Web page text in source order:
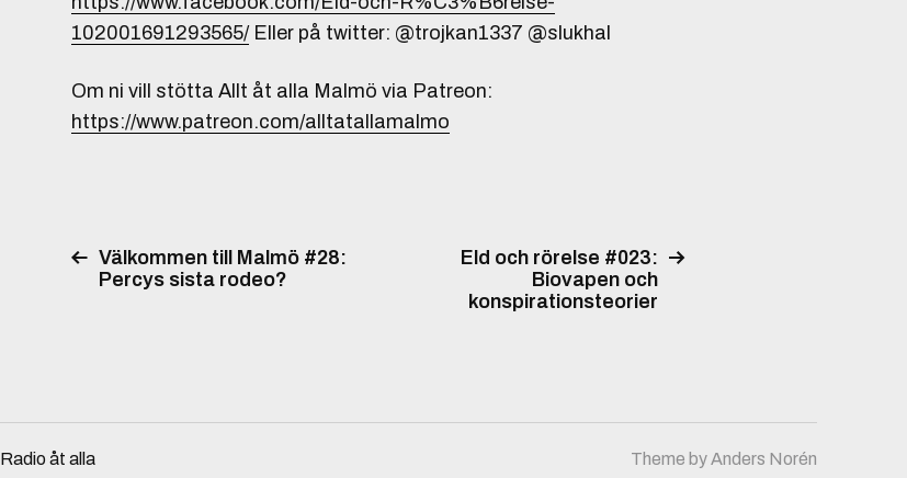
102001691293565/Eller på twitter: @trojkan1337 @slukhal
Om ni vill stötta Allt åt alla Malmö via Patreon:
https://www.patreon.com/alltatallamalmo
Välkommen till Malmö #28:
Percys sista rodeo?
Eld och rörelse #023:
Biovapen och
konspirationsteorier
Radio åt alla Theme byAnders Norén